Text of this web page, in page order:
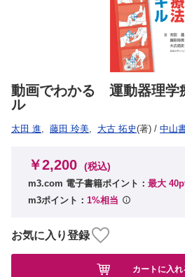
動画でわかる 運動器理学
ル
太田 進, 藤田 玲美, 大古 拓史(著) / 中山
￥2,200 (税込)
m3.com 電子書籍ポイント： 最大
m3ポイント： 1%相当
お気に入り登録
カートに入れ